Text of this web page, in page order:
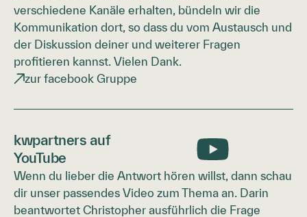
verschiedene Kanäle erhalten, bündeln wir die
Kommunikation dort, so dass du vom Austausch und
der Diskussion deiner und weiterer Fragen
profitieren kannst. Vielen Dank.
zur facebook Gruppe
kwpartners auf
YouTube
Wenn du lieber die Antwort hören willst, dann schau
dir unser passendes Video zum Thema an. Darin
beantwortet Christopher ausführlich die Frage